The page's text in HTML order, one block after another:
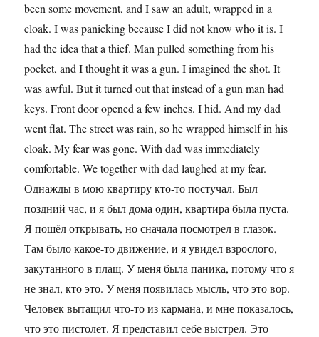
been some movement, and I saw an adult, wrapped in a
cloak. I was panicking because I did not know who it is. I
had the idea that a thief. Man pulled something from his
pocket, and I thought it was a gun. I imagined the shot. It
was awful. But it turned out that instead of a gun man had
keys. Front door opened a few inches. I hid. And my dad
went flat. The street was rain, so he wrapped himself in his
cloak. My fear was gone. With dad was immediately
comfortable. We together with dad laughed at my fear.
Однажды в мою квартиру кто-то постучал. Был
поздний час, и я был дома один, квартира была пуста.
Я пошёл открывать, но сначала посмотрел в глазок.
Там было какое-то движение, и я увидел взрослого,
закутанного в плащ. У меня была паника, потому что я
не знал, кто это. У меня появилась мысль, что это вор.
Человек вытащил что-то из кармана, и мне показалось,
что это пистолет. Я представил себе выстрел. Это